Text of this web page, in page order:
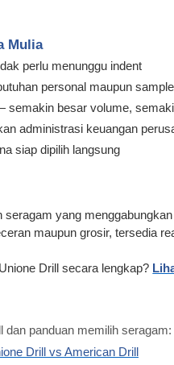
Mulia
perlu menunggu indent
personal maupun sample
semakin besar volume,
administrasi keuangan
siap dipilih langsung
yang
maupun grosir, tersedia
Drill secara lengkap?
dan panduan memilih seragam:
Drill vs American Drill